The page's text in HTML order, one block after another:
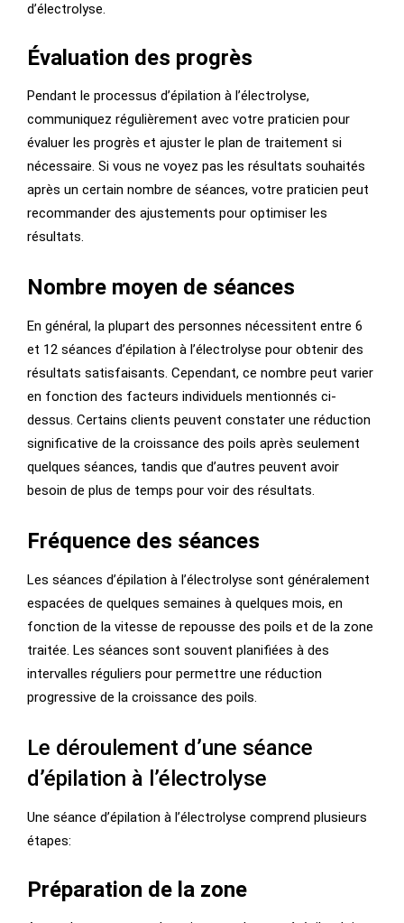
d’électrolyse.
Évaluation des progrès
Pendant le processus d’épilation à l’électrolyse,
communiquez régulièrement avec votre praticien pour
évaluer les progrès et ajuster le plan de traitement si
nécessaire. Si vous ne voyez pas les résultats souhaités
après un certain nombre de séances, votre praticien peut
recommander des ajustements pour optimiser les
résultats.
Nombre moyen de séances
En général, la plupart des personnes nécessitent entre 6
et 12 séances d’épilation à l’électrolyse pour obtenir des
résultats satisfaisants. Cependant, ce nombre peut varier
en fonction des facteurs individuels mentionnés ci-
dessus. Certains clients peuvent constater une réduction
significative de la croissance des poils après seulement
quelques séances, tandis que d’autres peuvent avoir
besoin de plus de temps pour voir des résultats.
Fréquence des séances
Les séances d’épilation à l’électrolyse sont généralement
espacées de quelques semaines à quelques mois, en
fonction de la vitesse de repousse des poils et de la zone
traitée. Les séances sont souvent planifiées à des
intervalles réguliers pour permettre une réduction
progressive de la croissance des poils.
Le déroulement d’une séance
d’épilation à l’électrolyse
Une séance d’épilation à l’électrolyse comprend plusieurs
étapes:
Préparation de la zone